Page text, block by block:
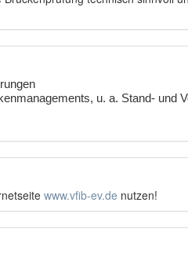
u. a. Stand- und
www.vfib-ev.de nutzen!